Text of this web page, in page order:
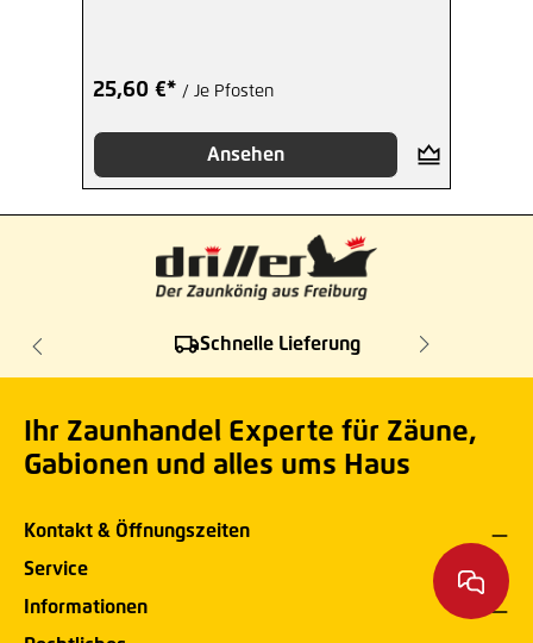
25,60 €* / Je Pfosten
Ansehen
Schnelle Lieferung
Ihr Zaunhandel Experte für Zäune,
Gabionen und alles ums Haus
Kontakt & Öffnungszeiten
Service
Informationen